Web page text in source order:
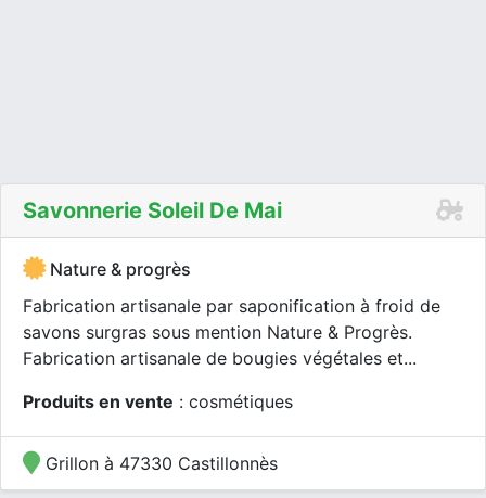
Savonnerie Soleil De Mai
Nature & progrès
Fabrication artisanale par saponification à froid de
savons surgras sous mention Nature & Progrès.
Fabrication artisanale de bougies végétales et...
Produits en vente : cosmétiques
Grillon à 47330 Castillonnès